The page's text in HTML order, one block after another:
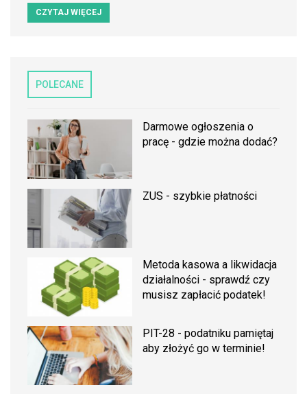
CZYTAJ WIĘCEJ
POLECANE
Darmowe ogłoszenia o
pracę - gdzie można dodać?
ZUS - szybkie płatności
Metoda kasowa a likwidacja
działalności - sprawdź czy
musisz zapłacić podatek!
PIT-28 - podatniku pamiętaj
aby złożyć go w terminie!